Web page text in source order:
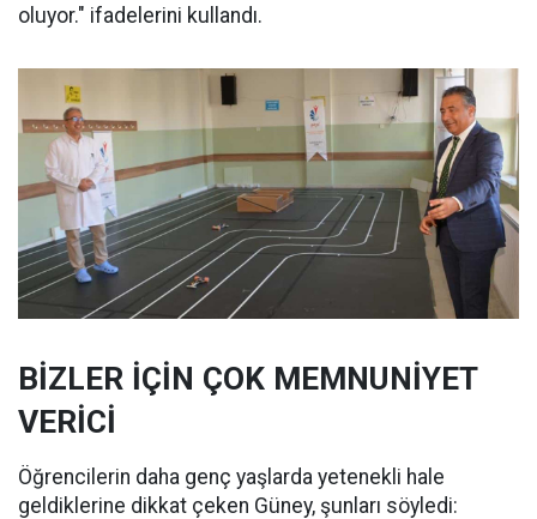
oluyor." ifadelerini kullandı.
BİZLER İÇİN ÇOK MEMNUNİYET
VERİCİ
Öğrencilerin daha genç yaşlarda yetenekli hale
geldiklerine dikkat çeken Güney, şunları söyledi: